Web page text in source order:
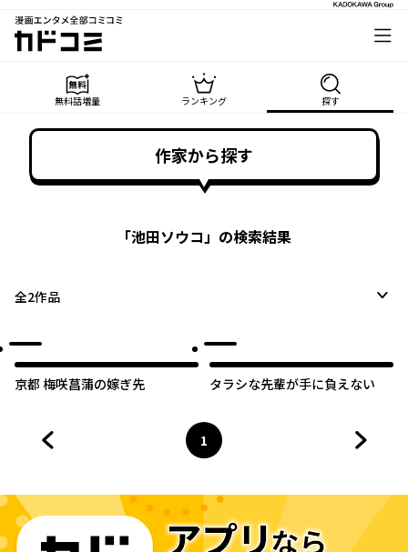
漫画エンタメ全部コミコミ
カドコミ
無料話増量 ランキング 探す
作家から探す
「池田ソウコ」の検索結果
全2作品
京都 梅咲菖蒲の嫁ぎ先 タラシな先輩が手に負えない
ページ
1
へ